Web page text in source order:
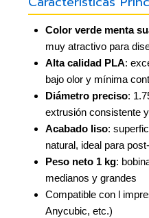
Color verde menta
muy atractivo para
Alta calidad PLA:
bajo olor y mínima
Diámetro preciso:
extrusión consistente
Acabado liso:
natural, ideal para
Peso neto 1 kg:
medianos y grandes
Compatible con l
Anycubic, etc.)